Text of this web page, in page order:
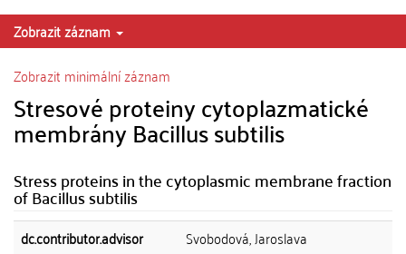
Zobrazit záznam
Zobrazit minimální záznam
Stresové proteiny cytoplazmatické
membrány Bacillus subtilis
Stress proteins in the cytoplasmic membrane fraction
of Bacillus subtilis
dc.contributor.advisor
Svobodová, Jaroslava